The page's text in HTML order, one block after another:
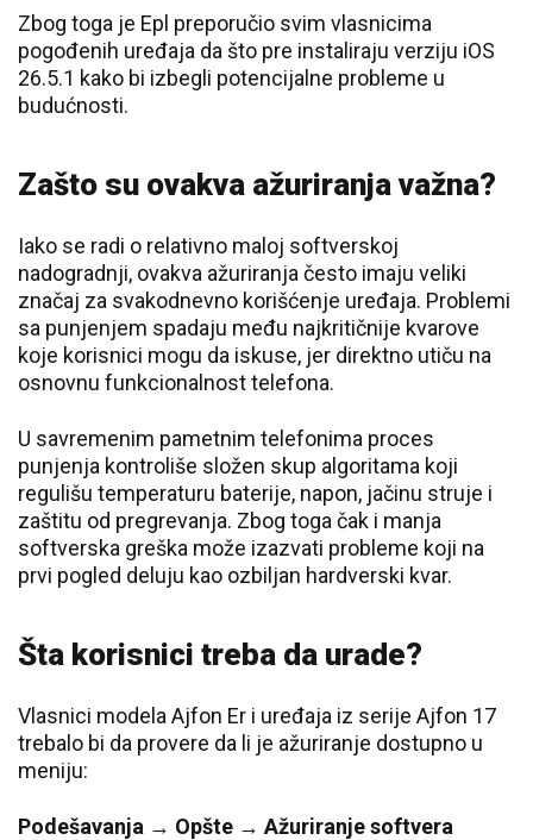
Zbog toga je Epl preporučio svim vlasnicima
pogođenih uređaja da što pre instaliraju verziju iOS
26.5.1 kako bi izbegli potencijalne probleme u
budućnosti.
Zašto su ovakva ažuriranja važna?
Iako se radi o relativno maloj softverskoj
nadogradnji, ovakva ažuriranja često imaju veliki
značaj za svakodnevno korišćenje uređaja. Problemi
sa punjenjem spadaju među najkritičnije kvarove
koje korisnici mogu da iskuse, jer direktno utiču na
osnovnu funkcionalnost telefona.
U savremenim pametnim telefonima proces
punjenja kontroliše složen skup algoritama koji
regulišu temperaturu baterije, napon, jačinu struje i
zaštitu od pregrevanja. Zbog toga čak i manja
softverska greška može izazvati probleme koji na
prvi pogled deluju kao ozbiljan hardverski kvar.
Šta korisnici treba da urade?
Vlasnici modela Ajfon Er i uređaja iz serije Ajfon 17
trebalo bi da provere da li je ažuriranje dostupno u
meniju:
Podešavanja → Opšte → Ažuriranje softvera